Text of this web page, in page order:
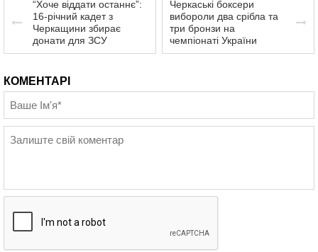
“Хоче віддати останнє”:
16-річний кадет з
Черкащини збирає
донати для ЗСУ
Черкаські боксери
вибороли два срібла та
три бронзи на
чемпіонаті України
КОМЕНТАРІ